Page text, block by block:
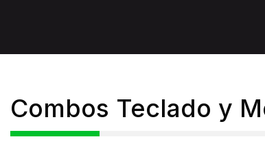
Combos Teclado y